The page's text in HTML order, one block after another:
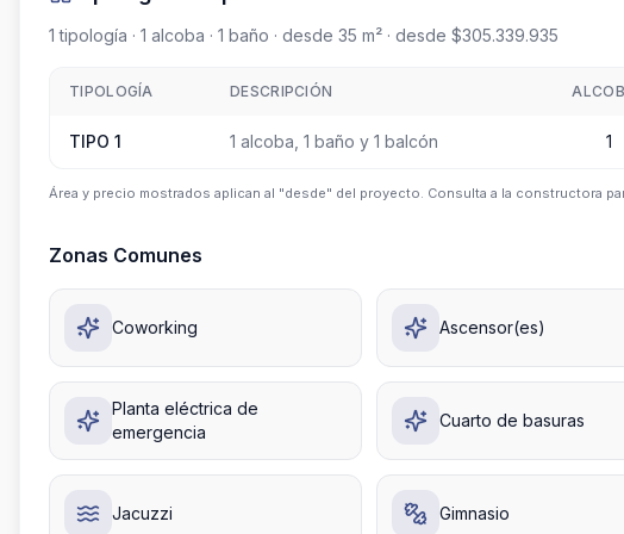
1 tipología · 1 alcoba · 1 baño · desde 35 m² · desde $305.339.935
TIPOLOGÍA DESCRIPCIÓN
TIPO 1 1 alcoba, 1 baño y 1 balcón 1
Área y precio mostrados aplican al "desde" del proyecto. Consulta a la constructora
Zonas Comunes
Coworking Ascensor(es)
Planta eléctrica de
emergencia
Cuarto de basuras
Jacuzzi Gimnasio